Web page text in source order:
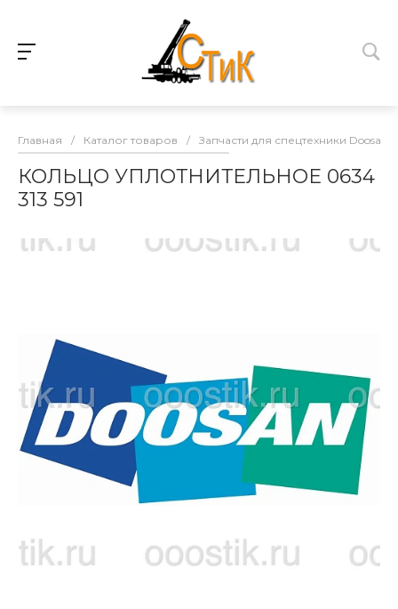
Главная / Каталог товаров / Запчасти для спецтехники Doosan
КОЛЬЦО УПЛОТНИТЕЛЬНОЕ 0634
313 591